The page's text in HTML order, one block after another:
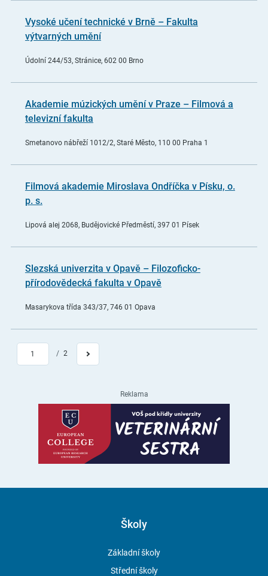
Vysoké učení technické v Brně – Fakulta
výtvarných umění
Údolní 244/53, Stránice, 602 00 Brno
Akademie múzických umění v Praze – Filmová a
televizní fakulta
Smetanovo nábřeží 1012/2, Staré Město, 110 00 Praha 1
Filmová akademie Miroslava Ondříčka v Písku, o.
p. s.
Lipová alej 2068, Budějovické Předměstí, 397 01 Písek
Slezská univerzita v Opavě – Filozoficko-
přírodovědecká fakulta v Opavě
Masarykova třída 343/37, 746 01 Opava
1 / 2
Reklama
Školy
Základní školy
Střední školy